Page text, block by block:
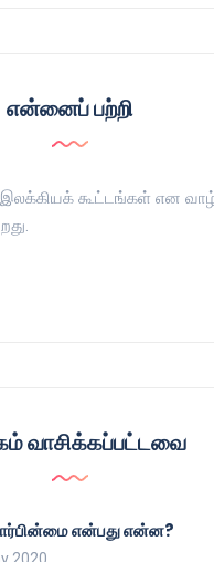
என்னைப் பற்றி
இலக்கியக் கூட்டங்கள் என
வாசிக்கப்பட்டவை
என்பது என்ன?